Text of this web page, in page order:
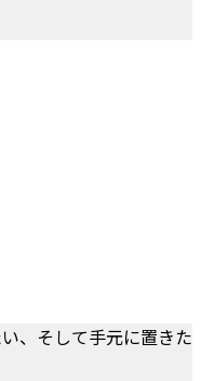
、そして手元に置きた